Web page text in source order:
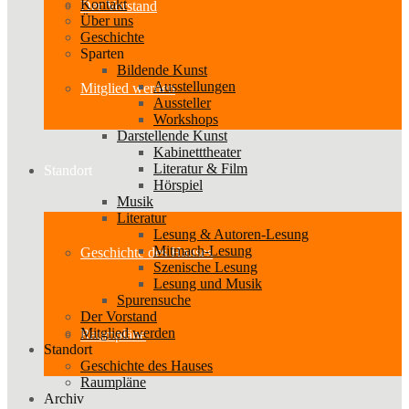
Der Vorstand
Mitglied werden
Standort
Geschichte des Hauses
Raumpläne
Kontakt
Über uns
Geschichte
Sparten
Bildende Kunst
Ausstellungen
Aussteller
Workshops
Darstellende Kunst
Kabinetttheater
Literatur & Film
Hörspiel
Musik
Literatur
Lesung & Autoren-Lesung
Mitmach-Lesung
Szenische Lesung
Lesung und Musik
Spurensuche
Der Vorstand
Mitglied werden
Standort
Geschichte des Hauses
Raumpläne
Archiv